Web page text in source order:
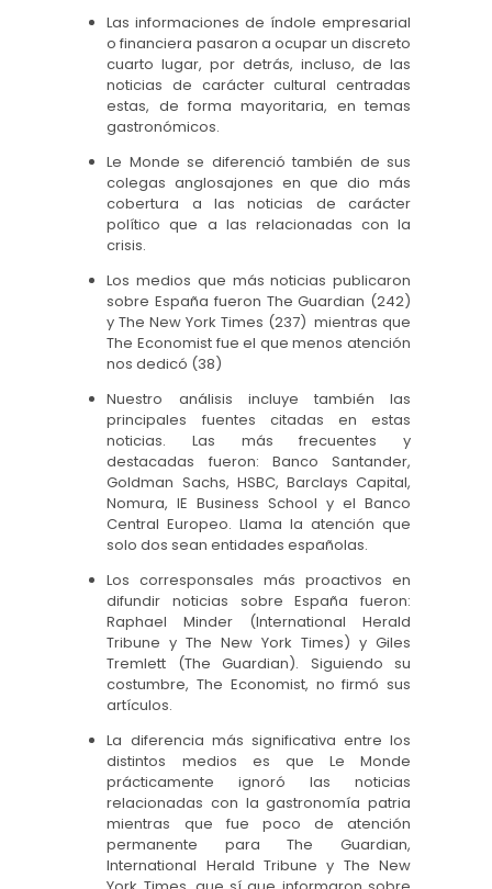
Las informaciones de índole empresarial
o financiera pasaron a ocupar un discreto
cuarto lugar, por detrás, incluso, de las
noticias de carácter cultural centradas
estas, de forma mayoritaria, en temas
gastronómicos.
Le Monde se diferenció también de sus
colegas anglosajones en que dio más
cobertura a las noticias de carácter
político que a las relacionadas con la
crisis.
Los medios que más noticias publicaron
sobre España fueron The Guardian (242)
y The New York Times (237) mientras que
The Economist fue el que menos atención
nos dedicó (38)
Nuestro análisis incluye también las
principales fuentes citadas en estas
noticias. Las más frecuentes y
destacadas fueron: Banco Santander,
Goldman Sachs, HSBC, Barclays Capital,
Nomura, IE Business School y el Banco
Central Europeo. Llama la atención que
solo dos sean entidades españolas.
Los corresponsales más proactivos en
difundir noticias sobre España fueron:
Raphael Minder (International Herald
Tribune y The New York Times) y Giles
Tremlett (The Guardian). Siguiendo su
costumbre, The Economist, no firmó sus
artículos.
La diferencia más significativa entre los
distintos medios es que Le Monde
prácticamente ignoró las noticias
relacionadas con la gastronomía patria
mientras que fue poco de atención
permanente para The Guardian,
International Herald Tribune y The New